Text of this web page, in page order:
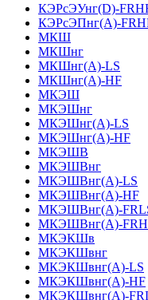
КЭРсЭУнг(D)-
КЭРсЭПнг(А)-
МКШ
МКШнг
МКШнг(А)-LS
МКШнг(А)-HF
МКЭШ
МКЭШнг
МКЭШнг(А)-LS
МКЭШнг(А)-HF
МКЭШВ
МКЭШВнг
МКЭШВнг(А)-LS
МКЭШВнг(А)-HF
МКЭШВнг(А)-
МКЭШВнг(А)-
МКЭКШв
МКЭКШвнг
МКЭКШвнг(А)-LS
МКЭКШвнг(A)-HF
МКЭКШвнг(А)-